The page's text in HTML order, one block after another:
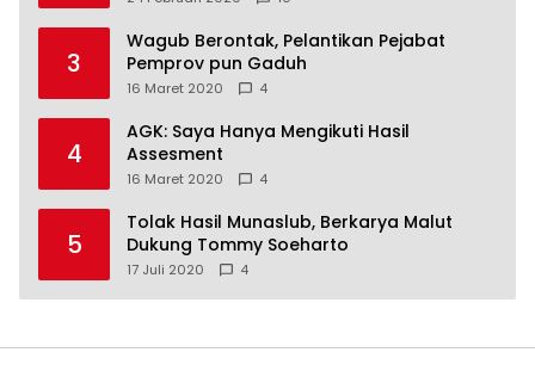
3
Wagub Berontak, Pelantikan Pejabat
Pemprov pun Gaduh
16 Maret 2020 4
4
AGK: Saya Hanya Mengikuti Hasil
Assesment
16 Maret 2020 4
5
Tolak Hasil Munaslub, Berkarya Malut
Dukung Tommy Soeharto
17 Juli 2020 4